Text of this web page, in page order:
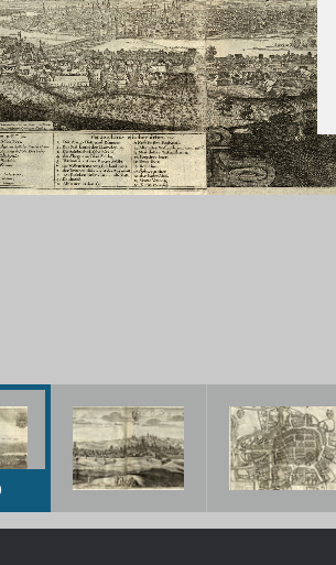
French-German history alongside the
Rhine
Chronologie der deutsch-französischen
Geschichte